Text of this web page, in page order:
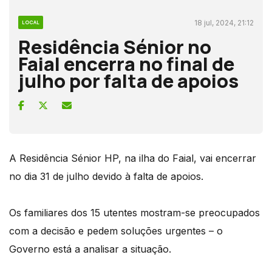
LOCAL 18 jul, 2024, 21:12
Residência Sénior no
Faial encerra no final de
julho por falta de apoios
A Residência Sénior HP, na ilha do Faial, vai encerrar
no dia 31 de julho devido à falta de apoios.
Os familiares dos 15 utentes mostram-se preocupados
com a decisão e pedem soluções urgentes – o
Governo está a analisar a situação.